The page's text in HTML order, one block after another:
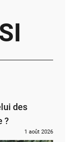
des
?
1 août 2026